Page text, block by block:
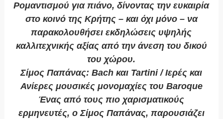
Ρομαντισμού για πιάνο, δίνοντας την ευκαιρία
στο κοινό της Κρήτης – και όχι μόνο – να
παρακολουθήσει εκδηλώσεις υψηλής
καλλιτεχνικής αξίας από την άνεση του δικού
του χώρου.
Σίμος Παπάνας: Bach και Tartini / Iερές και
Ανίερες μουσικές μονομαχίες του Baroque
Ένας από τους πιο χαρισματικούς
ερμηνευτές, ο Σίμος Παπάνας, παρουσιάζει